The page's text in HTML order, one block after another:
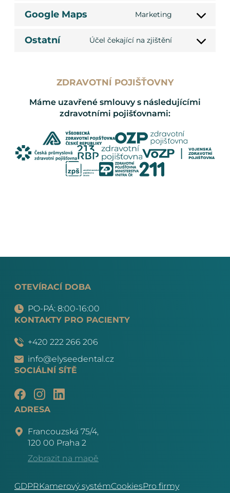
service
Google Maps Marketing
Consent
service
Ostatní Účel čekající na zjištění
Consent
ZDRAVOTNÍ POJIŠŤOVNY
Máme uzavřené smlouvy s následujícími
zdravotními pojišťovnami:
OTEVÍRACÍ DOBA
PO-PÁ: 8:00-16:00
KONTAKTY PRO PACIENTY
+420 222 266 206
info@elyseedental.cz
SOCIÁLNÍ SÍTĚ
ADRESA
Francouzská 75/4,
120 00 Praha 2
Zobrazit na mapě
GDPRKamerový systémCookiesPro firmy